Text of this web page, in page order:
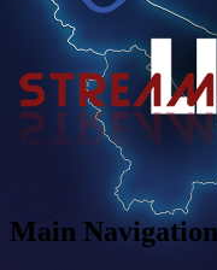
Main Navigation